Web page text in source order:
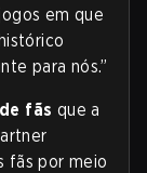
em que
para nós.”
fãs que a
fãs por meio